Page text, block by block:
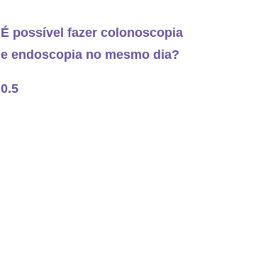
É possível fazer colonoscopia
e endoscopia no mesmo dia?